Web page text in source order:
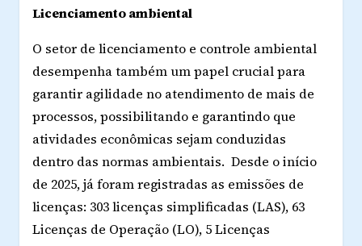
Licenciamento ambiental
O setor de licenciamento e controle ambiental
desempenha também um papel crucial para
garantir agilidade no atendimento de mais de
processos, possibilitando e garantindo que
atividades econômicas sejam conduzidas
dentro das normas ambientais. Desde o início
de 2025, já foram registradas as emissões de
licenças: 303 licenças simplificadas (LAS), 63
Licenças de Operação (LO), 5 Licenças